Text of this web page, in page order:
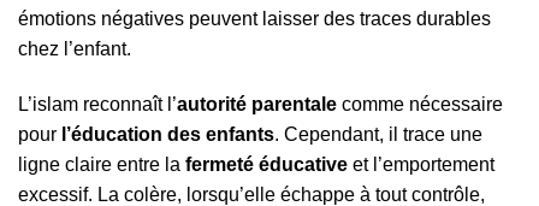
émotions négatives peuvent laisser des traces durables
chez l’enfant.
L’islam reconnaît l’autorité parentale comme nécessaire
pour l’éducation des enfants. Cependant, il trace une
ligne claire entre la fermeté éducative et l’emportement
excessif. La colère, lorsqu’elle échappe à tout contrôle,